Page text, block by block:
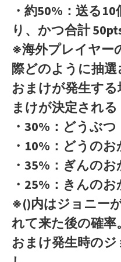
・約50%：送る
り、かつ合計
※海外プレイヤー
際どのように抽選
おまけが発生す
まけが決定される
・30%：どうぶつ
・10%：どうの
・35%：ぎんの
・25%：きんの
※()内はジョニー
れて来た後の確率。
おまけ発生時の